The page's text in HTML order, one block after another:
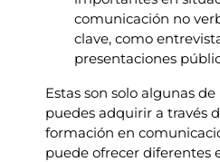
comunicación no
clave, como
presentaciones
Estas son solo algunas
puedes adquirir a través
formación en
puede ofrecer diferentes